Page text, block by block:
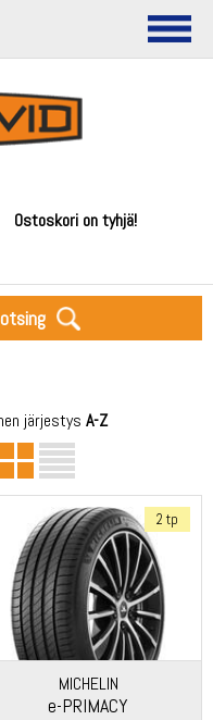
Ostoskori on tyhjä!
järjestys A-Z
2 tp
MICHELIN
e-PRIMACY